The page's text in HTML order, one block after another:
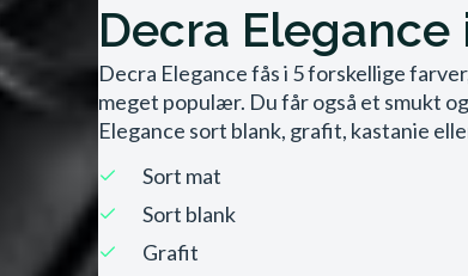
Decra Elegance
Decra Elegance fås i 5 forskellige
meget populær. Du får også et smukt
Elegance sort blank, grafit, kastanie
Sort mat
Sort blank
Grafit